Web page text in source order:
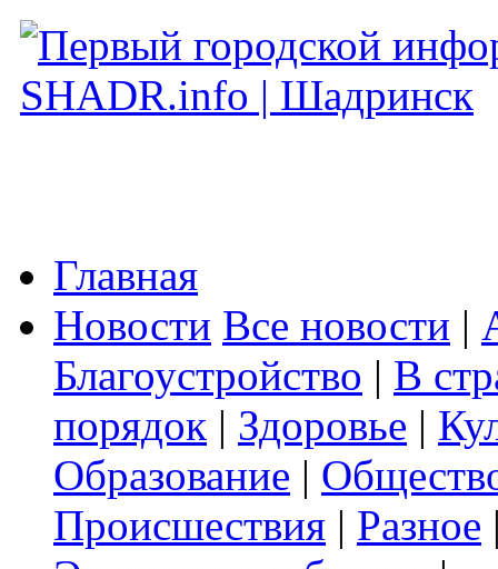
Главная
Новости Все новости |
Благоустройство | В
порядок | Здоровье |
Образование |
Происшествия | Разное